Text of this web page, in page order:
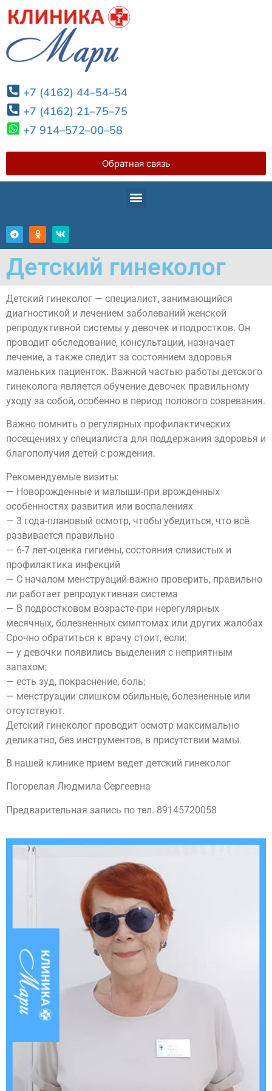
+7 (4162) 44–54–54
+7 (4162) 21–75–75
+7 914–572–00–58
Обратная связь
Детский гинеколог
Детский гинеколог — специалист, занимающийся
диагностикой и лечением заболеваний женской
репродуктивной системы у девочек и подростков. Он
проводит обследование, консультации, назначает
лечение, а также следит за состоянием здоровья
маленьких пациенток. Важной частью работы детского
гинеколога является обучение девочек правильному
уходу за собой, особенно в период полового созревания.
Важно помнить о регулярных профилактических
посещениях у специалиста для поддержания здоровья и
благополучия детей с рождения.
Рекомендуемые визиты:
— Новорожденные и малыши-при врожденных
особенностях развития или воспалениях
— 3 года-плановый осмотр, чтобы убедиться, что всё
развивается правильно
— 6-7 лет-оценка гигиены, состояния слизистых и
профилактика инфекций
— С началом менструаций-важно проверить, правильно
ли работает репродуктивная система
— В подростковом возрасте-при нерегулярных
месячных, болезненных симптомах или других жалобах
Срочно обратиться к врачу стоит, если:
— у девочки появились выделения с неприятным
запахом;
— есть зуд, покраснение, боль;
— менструации слишком обильные, болезненные или
отсутствуют.
Детский гинеколог проводит осмотр максимально
деликатно, без инструментов, в присутствии мамы.
В нашей клинике прием ведет детский гинеколог
Погорелая Людмила Сергеевна
Предварительная запись по тел. 89145720058